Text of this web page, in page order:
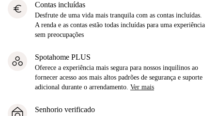
euro Contas incluídas
Desfrute de uma vida mais tranquila com as contas incluídas.
A renda e as contas estão todas incluídas para uma experiência
sem preocupações
Spotahome PLUS
Oferece a experiência mais segura para nossos inquilinos ao
fornecer acesso aos mais altos padrões de segurança e suporte
adicional durante o arrendamento. Ver mais
Senhorio verificado